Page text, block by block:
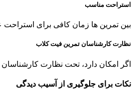
استراحت مناسب
بین تمرین ها زمان کافی برای
نظارت کارشناسان تمرین فیت کلاب
اگر امکان دارد، تحت نظارت
نکات برای جلوگیری از آسیب دیدگی